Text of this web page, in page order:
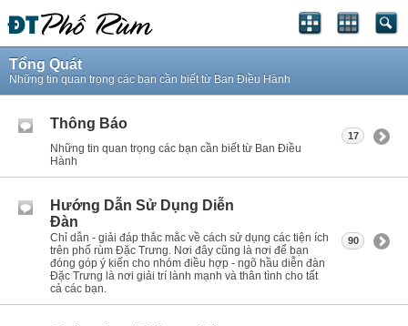
Tổng Quát
Những tin quan trọng các bạn cần biết từ Ban Điều Hành
Thông Báo
Những tin quan trọng các bạn cần biết từ Ban Điều
Hành
17
Hướng Dẫn Sử Dụng Diễn
Đàn
Chỉ dẫn - giải đáp thắc mắc về cách sử dụng các tiện ích
trên phố rùm Đặc Trưng. Nơi đây cũng là nơi để bạn
đóng góp ý kiến cho nhóm điều hợp - ngõ hầu diễn đàn
Đặc Trưng là nơi giải trí lành mạnh và thân tình cho tất
cả các bạn.
90